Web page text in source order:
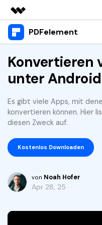
Top-Produkte
Dienstprogramme
Business
Überblick
Über uns
Presseraum
Support
PDFelement
Produkte
Desktop
PDFelement für
PDFelement für Mac
Mobile App
PDFelement für
Lösungen
Benutzer im
PDF lesen
PDF kommentieren
PDF kombinieren
Ressourcen
Top PDF-Software
Mac-Software
10p+ Unternehmen
Konvertieren
unter Android
Es gibt viele Apps, mit
konvertieren können. Hier
diesen Zweck auf.
Kostenlos Downloaden
von Noah Hofer
Apr 28, 25 ·